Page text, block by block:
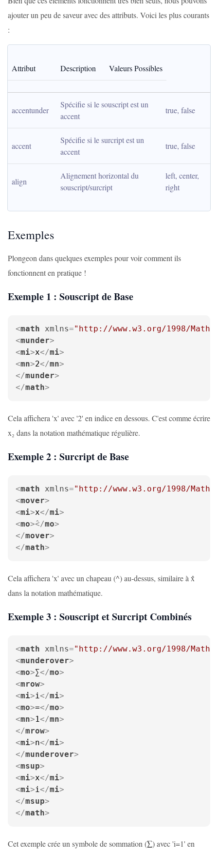
ajouter un peu de saveur avec des attributs. Voici les plus courants
:
Attribut Description Valeurs Possibles
accentunder
Spécifie si le souscript est un
accent
true, false
accent
Spécifie si le surcript est un
accent
true, false
align
Alignement horizontal du
souscript/surcript
left, center,
right
Exemples
Plongeon dans quelques exemples pour voir comment ils
fonctionnent en pratique !
Exemple 1 : Souscript de Base
<math xmlns="http://www.w3.org/1998/Math/
<munder>
<mi>x</mi>
<mn>2</mn>
</munder>
</math>
Cela affichera 'x' avec '2' en indice en dessous. C'est comme écrire
x₂ dans la notation mathématique régulière.
Exemple 2 : Surcript de Base
<math xmlns="http://www.w3.org/1998/Math/
<mover>
<mi>x</mi>
<mo></mo>
</mover>
</math>
Cela affichera 'x' avec un chapeau (^) au-dessus, similaire à x̂
dans la notation mathématique.
Exemple 3 : Souscript et Surcript Combinés
<math xmlns="http://www.w3.org/1998/Math/
<munderover>
<mo>∑</mo>
<mrow>
<mi>i</mi>
<mo>=</mo>
<mn>1</mn>
</mrow>
<mi>n</mi>
</munderover>
<msup>
<mi>x</mi>
<mi>i</mi>
</msup>
</math>
Cet exemple crée un symbole de sommation (∑) avec 'i=1' en